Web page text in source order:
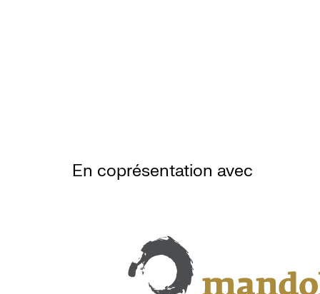
En coprésentation avec